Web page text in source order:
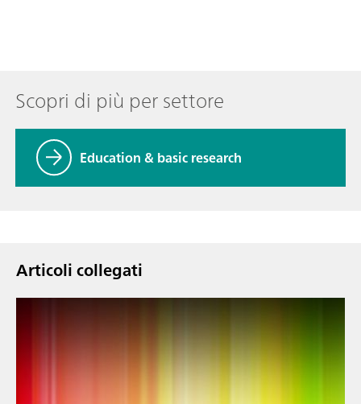
Scopri di più per settore
Education & basic research
Articoli collegati